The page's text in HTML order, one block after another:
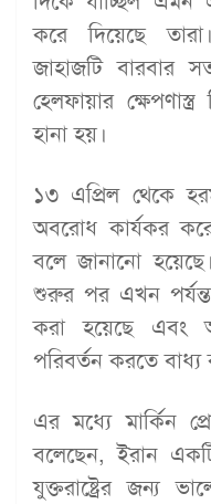
করে দিয়েছে
জাহাজটি বারবার
হেলফায়ার
হানা হয়।
১৩ এপ্রিল থেকে
অবরোধ কার্যকর
বলে জানানো
শুরুর পর এখন
করা হয়েছে এবং
পরিবর্তন করতে বাধ্য
এর মধ্যে মার্কিন
বলেছেন, ইরান
যুক্তরাষ্ট্রের জন্য